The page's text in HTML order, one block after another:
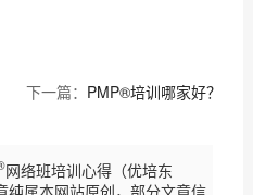
下一篇： PMP®培训哪家好？
网络班培训心得（优培东